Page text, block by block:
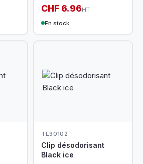
CHF 6.96HT
En stock
TE30102
Clip désodorisant
Black ice